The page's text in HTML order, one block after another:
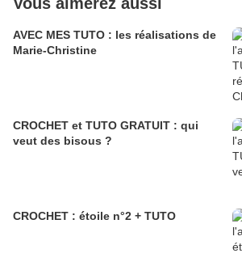
AVEC MES TUTO : les réalisations de
Marie-Christine
CROCHET et TUTO GRATUIT : qui
veut des bisous ?
CROCHET : étoile n°2 + TUTO